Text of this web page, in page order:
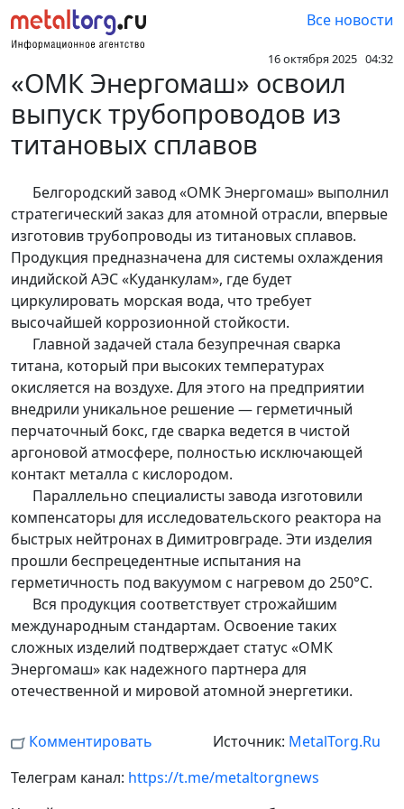
Все новости
16 октября 2025 04:32
«ОМК Энергомаш» освоил
выпуск трубопроводов из
титановых сплавов
Белгородский завод «ОМК Энергомаш» выполнил
стратегический заказ для атомной отрасли, впервые
изготовив трубопроводы из титановых сплавов.
Продукция предназначена для системы охлаждения
индийской АЭС «Куданкулам», где будет
циркулировать морская вода, что требует
высочайшей коррозионной стойкости.
Главной задачей стала безупречная сварка
титана, который при высоких температурах
окисляется на воздухе. Для этого на предприятии
внедрили уникальное решение — герметичный
перчаточный бокс, где сварка ведется в чистой
аргоновой атмосфере, полностью исключающей
контакт металла с кислородом.
Параллельно специалисты завода изготовили
компенсаторы для исследовательского реактора на
быстрых нейтронах в Димитровграде. Эти изделия
прошли беспрецедентные испытания на
герметичность под вакуумом с нагревом до 250°С.
Вся продукция соответствует строжайшим
международным стандартам. Освоение таких
сложных изделий подтверждает статус «ОМК
Энергомаш» как надежного партнера для
отечественной и мировой атомной энергетики.
Комментировать Источник: MetalTorg.Ru
Телеграм канал: https://t.me/metaltorgnews